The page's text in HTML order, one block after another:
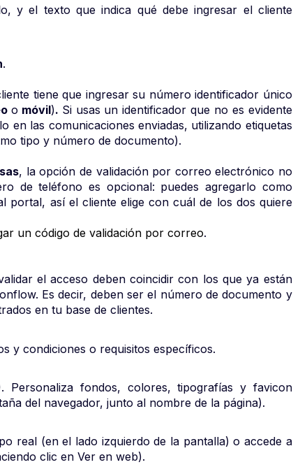
y el texto que indica qué debe ingresar el cliente
.
tiene que ingresar su número identificador único
o móvil). Si usas un identificador que no es evidente
en las comunicaciones enviadas, utilizando etiquetas
tipo y número de documento).
, la opción de validación por correo electrónico no
de teléfono es opcional: puedes agregarlo como
portal, así el cliente elige con cuál de los dos quiere
un código de validación por correo.
el acceso deben coincidir con los que ya están
Es decir, deben ser el número de documento y
en tu base de clientes.
y condiciones o requisitos específicos.
Personaliza fondos, colores, tipografías y favicon
del navegador, junto al nombre de la página).
real (en el lado izquierdo de la pantalla) o accede a
clic en Ver en web).